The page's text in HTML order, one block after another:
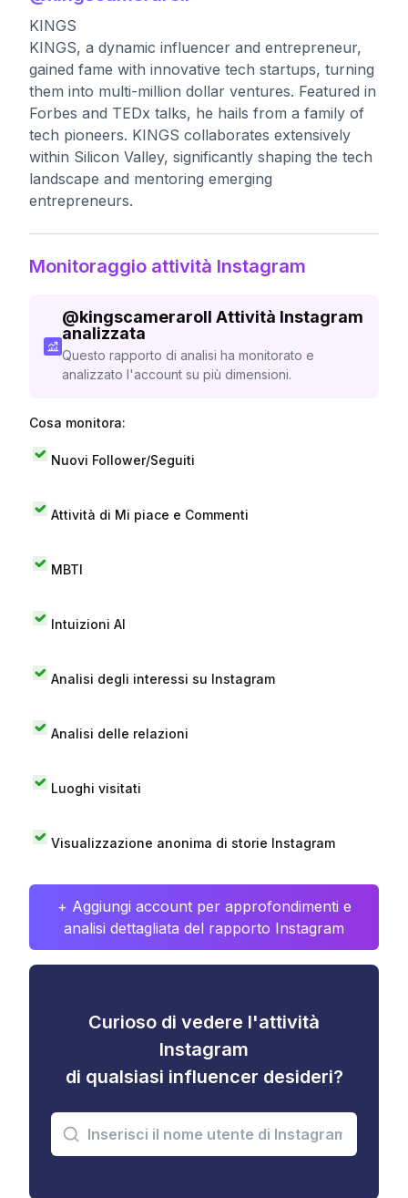
KINGS
KINGS, a dynamic influencer and entrepreneur,
gained fame with innovative tech startups, turning
them into multi-million dollar ventures. Featured in
Forbes and TEDx talks, he hails from a family of
tech pioneers. KINGS collaborates extensively
within Silicon Valley, significantly shaping the tech
landscape and mentoring emerging
entrepreneurs.
Monitoraggio attività Instagram
@kingscameraroll Attività Instagram
analizzata
Questo rapporto di analisi ha monitorato e
analizzato l'account su più dimensioni.
Cosa monitora:
Nuovi Follower/Seguiti
Attività di Mi piace e Commenti
MBTI
Intuizioni AI
Analisi degli interessi su Instagram
Analisi delle relazioni
Luoghi visitati
Visualizzazione anonima di storie Instagram
+ Aggiungi account per approfondimenti e
analisi dettagliata del rapporto Instagram
Curioso di vedere l'attività
Instagram
di qualsiasi influencer desideri?